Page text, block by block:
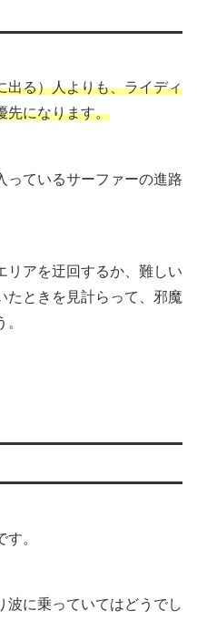
出る）人よりも、ライディ
先になります。
っているサーファーの進路
リアを迂回するか、難しい
たときを見計らって、邪魔
。
波に乗っていてはどうでし